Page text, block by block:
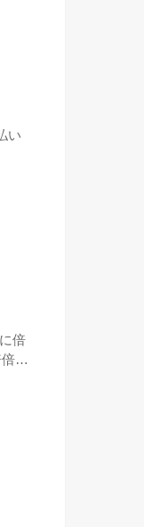
い
倍
ス